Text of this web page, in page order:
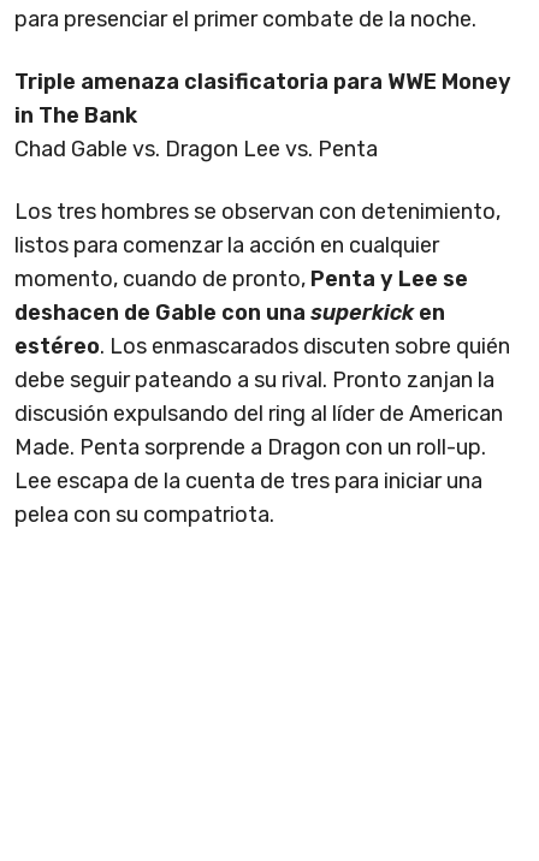
para presenciar el primer combate de la noche.
Triple amenaza clasificatoria para WWE Money
in The Bank
Chad Gable vs. Dragon Lee vs. Penta
Los tres hombres se observan con detenimiento,
listos para comenzar la acción en cualquier
momento, cuando de pronto, Penta y Lee se
deshacen de Gable con una superkicken
estéreo. Los enmascarados discuten sobre quién
debe seguir pateando a su rival. Pronto zanjan la
discusión expulsando del ring al líder de American
Made. Penta sorprende a Dragon con un roll-up.
Lee escapa de la cuenta de tres para iniciar una
pelea con su compatriota.